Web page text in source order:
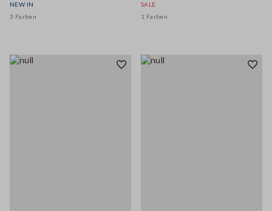
NEW IN
3 Farben
SALE
1 Farben